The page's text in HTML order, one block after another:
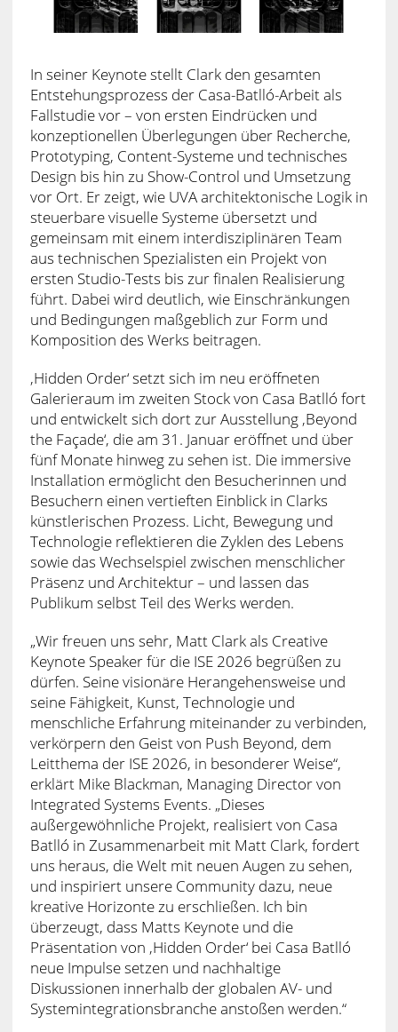
In seiner Keynote stellt Clark den gesamten
Entstehungsprozess der Casa-Batlló-Arbeit als
Fallstudie vor – von ersten Eindrücken und
konzeptionellen Überlegungen über Recherche,
Prototyping, Content-Systeme und technisches
Design bis hin zu Show-Control und Umsetzung
vor Ort. Er zeigt, wie UVA architektonische Logik in
steuerbare visuelle Systeme übersetzt und
gemeinsam mit einem interdisziplinären Team
aus technischen Spezialisten ein Projekt von
ersten Studio-Tests bis zur finalen Realisierung
führt. Dabei wird deutlich, wie Einschränkungen
und Bedingungen maßgeblich zur Form und
Komposition des Werks beitragen.
‚Hidden Order‘ setzt sich im neu eröffneten
Galerieraum im zweiten Stock von Casa Batlló fort
und entwickelt sich dort zur Ausstellung ‚Beyond
the Façade‘, die am 31. Januar eröffnet und über
fünf Monate hinweg zu sehen ist. Die immersive
Installation ermöglicht den Besucherinnen und
Besuchern einen vertieften Einblick in Clarks
künstlerischen Prozess. Licht, Bewegung und
Technologie reflektieren die Zyklen des Lebens
sowie das Wechselspiel zwischen menschlicher
Präsenz und Architektur – und lassen das
Publikum selbst Teil des Werks werden.
„Wir freuen uns sehr, Matt Clark als Creative
Keynote Speaker für die ISE 2026 begrüßen zu
dürfen. Seine visionäre Herangehensweise und
seine Fähigkeit, Kunst, Technologie und
menschliche Erfahrung miteinander zu verbinden,
verkörpern den Geist von Push Beyond, dem
Leitthema der ISE 2026, in besonderer Weise“,
erklärt Mike Blackman, Managing Director von
Integrated Systems Events. „Dieses
außergewöhnliche Projekt, realisiert von Casa
Batlló in Zusammenarbeit mit Matt Clark, fordert
uns heraus, die Welt mit neuen Augen zu sehen,
und inspiriert unsere Community dazu, neue
kreative Horizonte zu erschließen. Ich bin
überzeugt, dass Matts Keynote und die
Präsentation von ‚Hidden Order‘ bei Casa Batlló
neue Impulse setzen und nachhaltige
Diskussionen innerhalb der globalen AV- und
Systemintegrationsbranche anstoßen werden.“